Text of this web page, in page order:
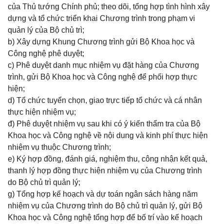
của Thủ tướng Chính phủ; theo dõi, tổng hợp tình hình xây
dựng và tổ chức triển khai Chương trình trong phạm vi
quản lý của Bộ chủ trì;
b) Xây dựng Khung Chương trình gửi Bộ Khoa học và
Công nghệ phê duyệt;
c) Phê duyệt danh mục nhiệm vụ đặt hàng của Chương
trình, gửi Bộ Khoa học và Công nghệ để phối hợp thực
hiện;
d) Tổ chức tuyển chọn, giao trực tiếp tổ chức và cá nhân
thực hiện nhiệm vụ;
đ) Phê duyệt nhiệm vụ sau khi có ý kiến thẩm tra của Bộ
Khoa học và Công nghệ về nội dung và kinh phí thực hiện
nhiệm vụ thuộc Chương trình;
e) Ký hợp đồng, đánh giá, nghiệm thu, công nhận kết quả,
thanh lý hợp đồng thực hiện nhiệm vụ của Chương trình
do Bộ chủ trì quản lý;
g) Tổng hợp kế hoạch và dự toán ngân sách hàng năm
nhiệm vụ của Chương trình do Bộ chủ trì quản lý, gửi Bộ
Khoa học và Công nghệ tổng hợp để bố trí vào kế hoạch